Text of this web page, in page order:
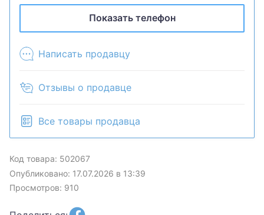
Показать телефон
Написать продавцу
Отзывы о продавце
Все товары продавца
Код товара: 502067
Опубликовано: 17.07.2026 в 13:39
Просмотров: 910